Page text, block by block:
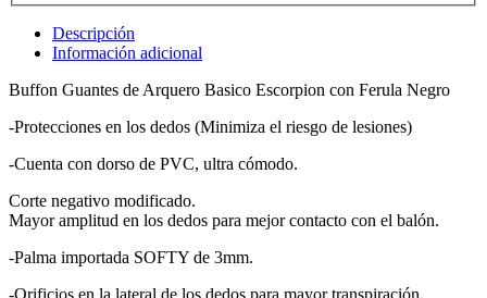
Descripción
Información adicional
Buffon Guantes de Arquero Basico Escorpion con Ferula Negro
-Protecciones en los dedos (Minimiza el riesgo de lesiones)
-Cuenta con dorso de PVC, ultra cómodo.
Corte negativo modificado.
Mayor amplitud en los dedos para mejor contacto con el balón.
-Palma importada SOFTY de 3mm.